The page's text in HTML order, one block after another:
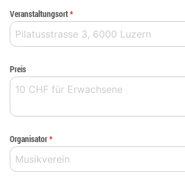
Veranstaltungsort*
Preis
Organisator*